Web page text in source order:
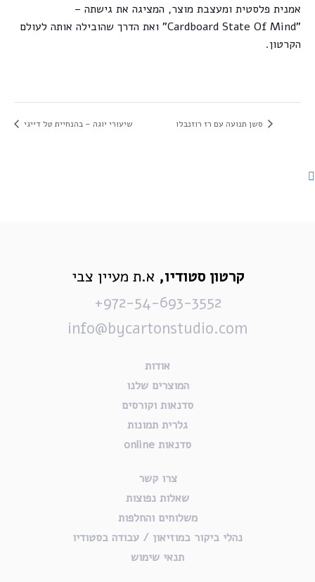
אמנית פלסטית ומעצבת מוצר, המציגה את גישתה –
"Cardboard State Of Mind" ואת הדרך שהובילה אותה לעולם
הקרטון.
סשן תנועה עם רז רוזנבלו שיעורי יוגה – בהנחיית טל דייגי
קרטון סטודיו, א.ת מעיין צבי
972-54-693-3552+
info@bycartonstudio.com
אודות
המוצרים שלנו
סדנאות וקורסים
גלרית תמונות
סדנאות online
צרו קשר
שאלות נפוצות
משלוחים והחלפות
נהלי ביקור במוזיאון / עבודה בסטודיו
תנאי שימוש